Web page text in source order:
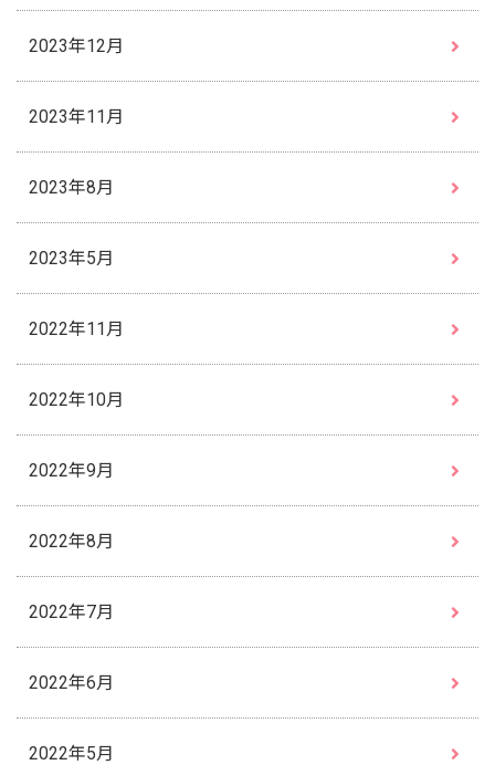
2023年12月
2023年11月
2023年8月
2023年5月
2022年11月
2022年10月
2022年9月
2022年8月
2022年7月
2022年6月
2022年5月